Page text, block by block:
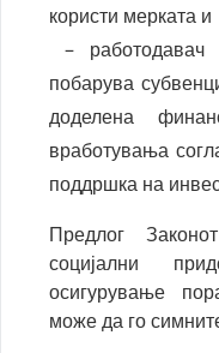
користи мерката и
– работодавач
побарува
доделена
вработувања
поддршка на
Предлог
социјални
осигурување
може да го